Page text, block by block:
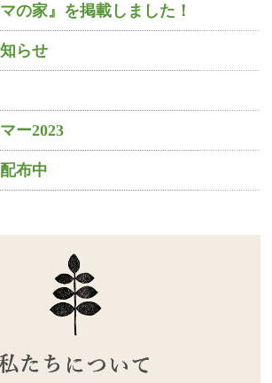
の家』を掲載しました！
らせ
ー2023
布中